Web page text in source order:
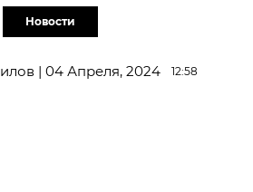
Новости
| 04 Апреля, 2024 12:58